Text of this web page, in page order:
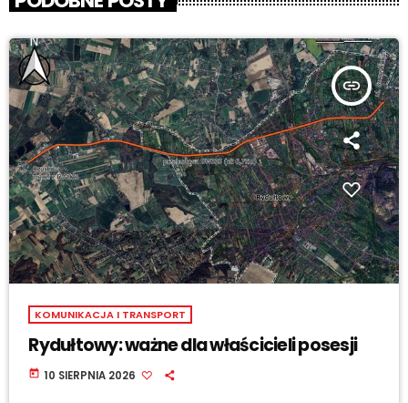
insert_link
KOMUNIKACJA I TRANSPORT
Rydułtowy: ważne dla właścicieli posesji
today 10 SIERPNIA 2026